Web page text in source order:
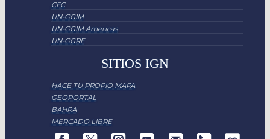
CFC
UN-GGIM
UN-GGIM Americas
UN-GGRF
SITIOS IGN
HACE TU PROPIO MAPA
GEOPORTAL
BAHRA
MERCADO LIBRE